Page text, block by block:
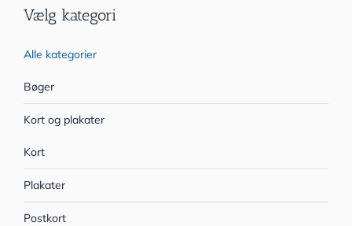
Vælg kategori
Alle kategorier
Bøger
Kort og plakater
Kort
Plakater
Postkort